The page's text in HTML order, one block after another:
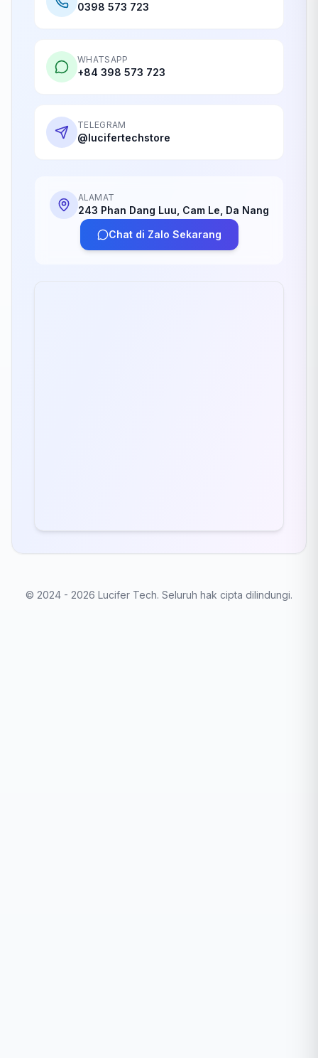
0398 573 723
WHATSAPP
+84 398 573 723
TELEGRAM
@lucifertechstore
ALAMAT
243 Phan Dang Luu, Cam Le, Da Nang
Chat di Zalo Sekarang
© 2024 - 2026 Lucifer Tech. Seluruh hak cipta dilindungi.